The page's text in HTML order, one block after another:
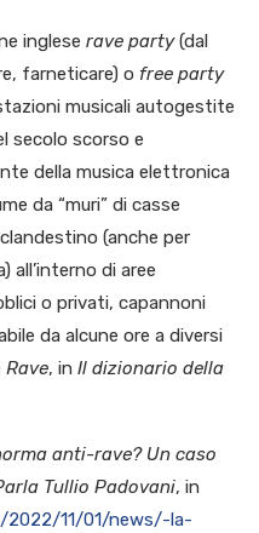
inglese rave party(dal
farneticare) o free party
musicali autogestite
secolo scorso e
della musica elettronica
da “muri” di casse
(anche per
all’interno di aree
o privati, capannoni
da alcune ore a diversi
Rave, in Il dizionario della
anti-rave? Un caso
Tullio Padovani, in
11/01/news/-la-